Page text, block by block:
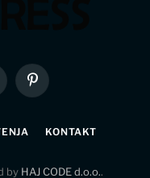
Pinterest
KONTAKT
by HAJ CODE d.o.o..